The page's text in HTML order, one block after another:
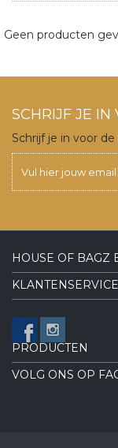
Geen producten
SCHRIJF JE
Schrijf je in voor
HOUSE OF BAGZ
KLANTENSERVICE
PRODUCTEN
VOLG ONS OP